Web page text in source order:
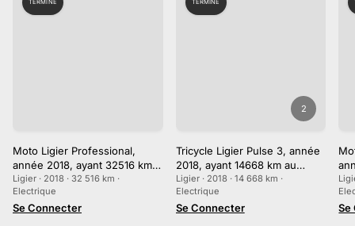
TERMINÉ
Moto Ligier Professional,
année 2018, ayant 32516 km
au compteur
Ligier · 2018 · 32 516 km ·
Electrique
Se Connecter
2
TERMINÉ
Tricycle Ligier Pulse 3, année
2018, ayant 14668 km au
compteur
Ligier · 2018 · 14 668 km ·
Electrique
Se Connecter
au
Se